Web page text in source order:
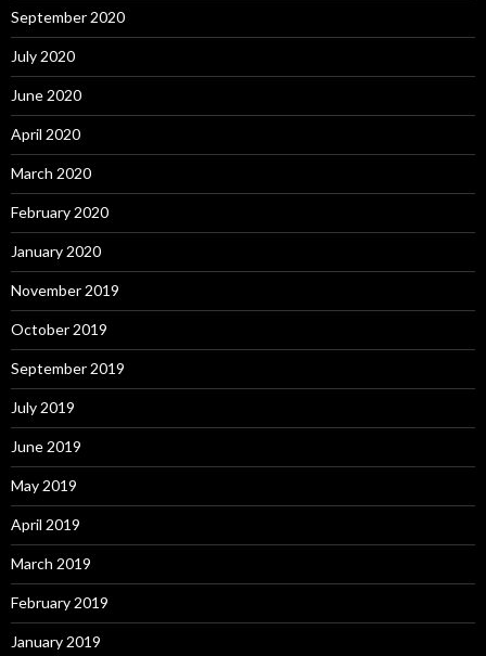
September 2020
July 2020
June 2020
April 2020
March 2020
February 2020
January 2020
November 2019
October 2019
September 2019
July 2019
June 2019
May 2019
April 2019
March 2019
February 2019
January 2019